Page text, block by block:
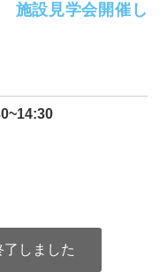
施設見学会開催し
しました